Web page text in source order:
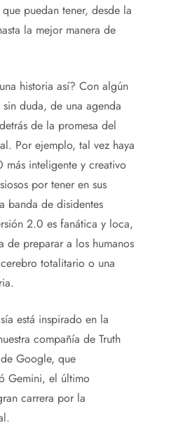
puedan tener, desde la
la mejor manera de
historia así? Con algún
duda, de una agenda
de la promesa del
Por ejemplo, tal vez haya
más inteligente y creativo
por tener en sus
banda de disidentes
2.0 es fanática y loca,
de preparar a los humanos
totalitario o una
está inspirado en la
compañía de Truth
Google, que
Gemini, el último
carrera por la